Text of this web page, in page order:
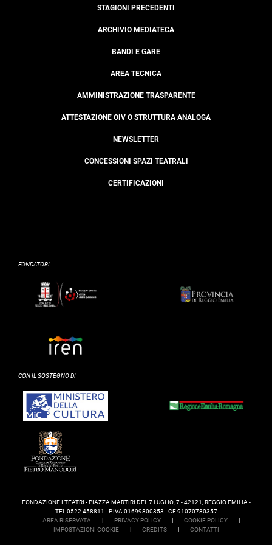
STAGIONI PRECEDENTI
ARCHIVIO MEDIATECA
BANDI E GARE
AREA TECNICA
AMMINISTRAZIONE TRASPARENTE
ATTESTAZIONE OIV O STRUTTURA ANALOGA
NEWSLETTER
CONCESSIONI SPAZI TEATRALI
CERTIFICAZIONI
FONDATORI
CON IL SOSTEGNO DI
FONDAZIONE I TEATRI - PIAZZA MARTIRI DEL 7 LUGLIO, 7 - 42121, REGGIO EMILIA -
TEL 0522 458811 - P.IVA 01699800353 - CF 91070780357
AREA RISERVATA
| PRIVACY POLICY | COOKIE POLICY
|
IMPOSTAZIONI COOKIE
| CREDITS | CONTATTI